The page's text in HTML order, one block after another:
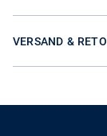
VERSAND &